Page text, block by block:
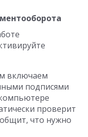
включаем
подписями
проверит
что нужно